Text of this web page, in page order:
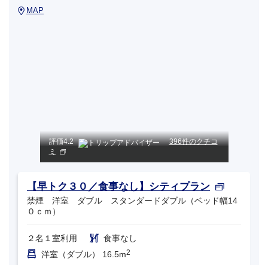
MAP
評価4.2
396件のクチコ
ミ
【早トク３０／食事なし】シティプラン
禁煙 洋室 ダブル スタンダードダブル（ベッド幅14
０ｃｍ）
２名１室利用
食事なし
洋室（ダブル） 16.5m2